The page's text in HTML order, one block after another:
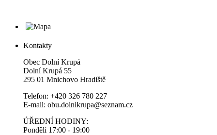
Kontakty
Obec Dolní Krupá
Dolní Krupá 55
295 01 Mnichovo Hradiště
Telefon: +420 326 780 227
E-mail: obu.dolnikrupa@seznam.cz
ÚŘEDNÍ HODINY:
Pondělí 17:00 - 19:00